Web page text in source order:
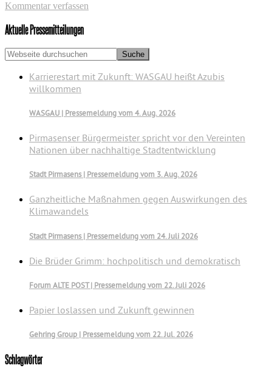
Kommentar verfassen
Seitenspalte
Aktuelle Pressemitteilungen
Webseite
durchsuchen
Karrierestart mit Zukunft: WASGAU heißt Azubis
willkommen
WASGAU | Pressemeldung vom 4. Aug. 2026
Pirmasenser Bürgermeister spricht vor den Vereinten
Nationen über nachhaltige Stadtentwicklung
Stadt Pirmasens | Pressemeldung vom 3. Aug. 2026
Ganzheitliche Maßnahmen gegen Auswirkungen des
Klimawandels
Stadt Pirmasens | Pressemeldung vom 24. Juli 2026
Die Brüder Grimm: hochpolitisch und demokratisch
Forum ALTE POST | Pressemeldung vom 22. Juli 2026
Papier loslassen und Zukunft gewinnen
Gehring Group | Pressemeldung vom 22. Jul. 2026
Schlagwörter